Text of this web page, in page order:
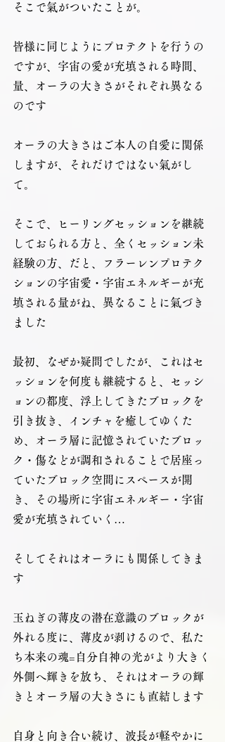
そこで氣がついたことが。
皆様に同じようにプロテクトを行うの
ですが、宇宙の愛が充填される時間、
量、オーラの大きさがそれぞれ異なる
のです
オーラの大きさはご本人の自愛に関係
しますが、それだけではない氣がし
て。
そこで、ヒーリングセッションを継続
しておられる方と、全くセッション未
経験の方、だと、フラーレンプロテク
ションの宇宙愛・宇宙エネルギーが充
填される量がね、異なることに氣づき
ました
最初、なぜか疑問でしたが、これはセ
ッションを何度も継続すると、セッシ
ョンの都度、浮上してきたブロックを
引き抜き、インチャを癒してゆくた
め、オーラ層に記憶されていたブロッ
ク・傷などが調和されることで居座っ
ていたブロック空間にスペースが開
き、その場所に宇宙エネルギー・宇宙
愛が充填されていく…
そしてそれはオーラにも関係してきま
す
玉ねぎの薄皮の潜在意識のブロックが
外れる度に、薄皮が剥けるので、私た
ち本来の魂=自分自神の光がより大きく
外側へ輝きを放ち、それはオーラの輝
きとオーラ層の大きさにも直結します
自身と向き合い続け、波長が軽やかに